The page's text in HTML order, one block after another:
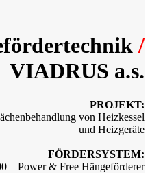
/
VIADRUS a.s.
PROJEKT:
von Heizkessel
und Heizgeräte
FÖRDERSYSTEM:
– Power & Free Hängeförderer